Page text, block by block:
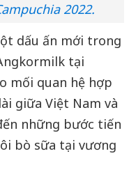
2022.
dấu ấn mới trong
tại
mối quan hệ hợp
giữa Việt Nam và
những bước tiến
bò sữa tại vương